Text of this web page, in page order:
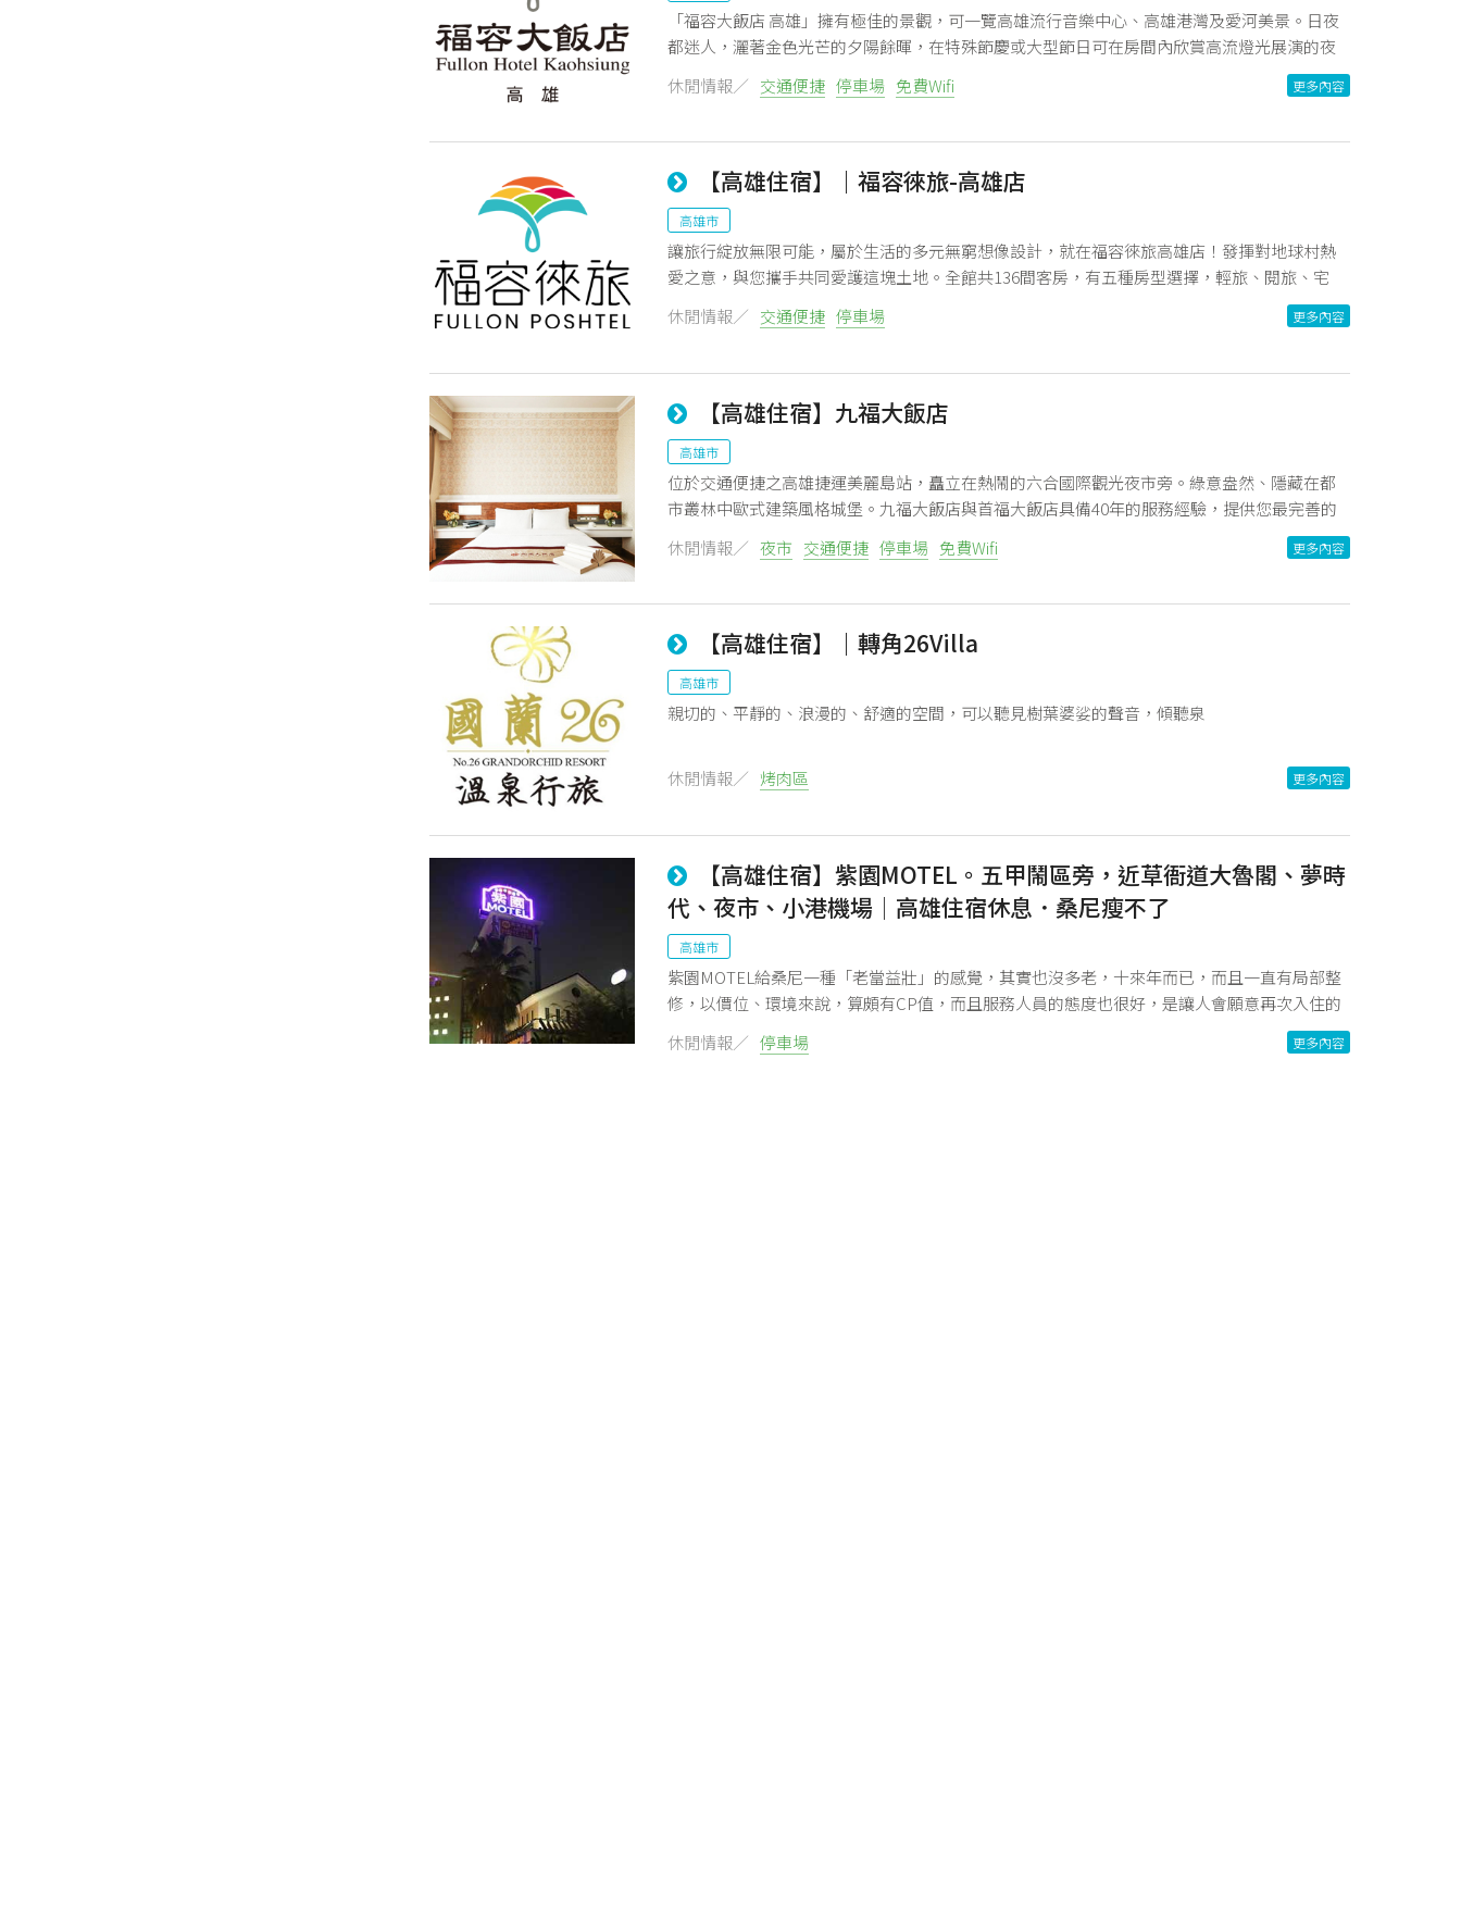
「福容大飯店 高雄」擁有極佳的景觀，可一覽高雄流行音樂中心、高雄港灣及愛河美景。日夜
都迷人，灑著金色光芒的夕陽餘暉，在特殊節慶或大型節日可在房間內欣賞高流燈光展演的夜
間魅力。從飯店步行5分鐘可抵達輕軌真愛碼頭站、7分鐘抵達捷運鹽埕埔站、8分鐘抵達駁二藝
術特區，是交通位置極佳的星級飯店。
休閒情報／ 交通便捷 停車場 免費Wifi 更多內容
【高雄住宿】｜福容徠旅-高雄店
高雄市
讓旅行綻放無限可能，屬於生活的多元無窮想像設計，就在福容徠旅高雄店！發揮對地球村熱
愛之意，與您攜手共同愛護這塊土地。全館共136間客房，有五種房型選擇，輕旅、閱旅、宅
旅、享旅、集旅，更特別打造17間IKEA主題房，無論是邊工作邊玩樂或盡情享受親子時光，都
能在徠旅中找到樂趣。
休閒情報／ 交通便捷 停車場 更多內容
【高雄住宿】九福大飯店
高雄市
位於交通便捷之高雄捷運美麗島站，矗立在熱鬧的六合國際觀光夜市旁。綠意盎然、隱藏在都
市叢林中歐式建築風格城堡。九福大飯店與首福大飯店具備40年的服務經驗，提供您最完善的
服務與住宿品質，九福團隊所追求的理念是讓來住宿的每一位貴賓，都能享受到回到家一樣的
溫馨感受與來自南台灣的熱情款待！
休閒情報／ 夜市 交通便捷 停車場 免費Wifi 更多內容
【高雄住宿】｜轉角26Villa
高雄市
親切的、平靜的、浪漫的、舒適的空間，可以聽見樹葉婆娑的聲音，傾聽泉
休閒情報／ 烤肉區 更多內容
【高雄住宿】紫園MOTEL。五甲鬧區旁，近草衙道大魯閣、夢時
代、夜市、小港機場│高雄住宿休息．桑尼瘦不了
高雄市
紫園MOTEL給桑尼一種「老當益壯」的感覺，其實也沒多老，十來年而已，而且一直有局部整
修，以價位、環境來說，算頗有CP值，而且服務人員的態度也很好，是讓人會願意再次入住的
休閒情報／ 停車場 更多內容